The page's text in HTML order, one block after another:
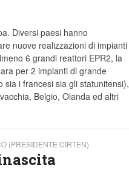
Diversi paesi hanno
nuove realizzazioni di impianti
6 grandi reattori EPR2, la
per 2 impianti di grande
i francesi sia gli statunitensi),
Belgio, Olanda ed altri
(PRESIDENTE CIRTEN)